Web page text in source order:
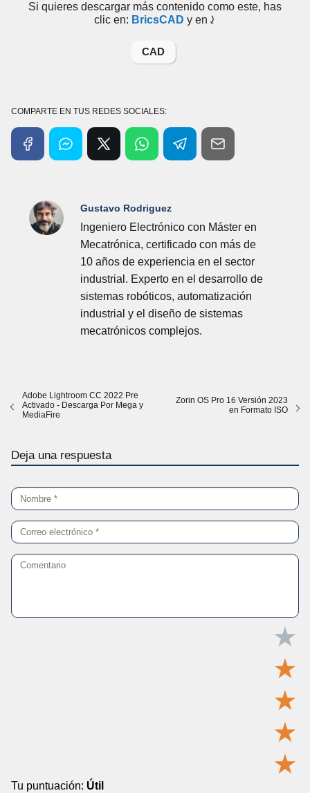
Si quieres descargar más contenido como este, has
clic en: BricsCAD y en⤸
CAD
COMPARTE EN TUS REDES SOCIALES:
Gustavo Rodriguez
Ingeniero Electrónico con Máster en
Mecatrónica, certificado con más de
10 años de experiencia en el sector
industrial. Experto en el desarrollo de
sistemas robóticos, automatización
industrial y el diseño de sistemas
mecatrónicos complejos.
Adobe Lightroom CC 2022 Pre
Activado - Descarga Por Mega y
MediaFire
Zorin OS Pro 16 Versión 2023
en Formato ISO
Deja una respuesta
★
★
★
★
★
Tu puntuación: Útil